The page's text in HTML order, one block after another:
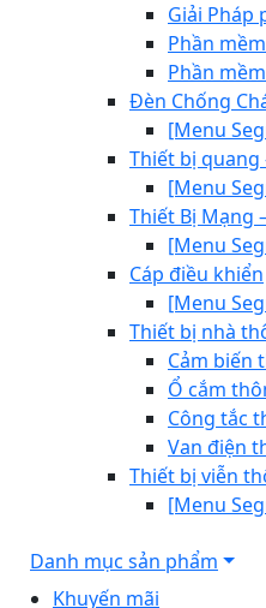
Giải Pháp
Phần
Phần
Đèn Chống
[Menu
Thiết bị quang
[Menu
Thiết Bị Mạng
[Menu
Cáp điều khiển
[Menu
Thiết bị nhà
Cảm biến
Ổ cắm
Công tắc
Van điện
Thiết bị viễn
[Menu
Danh mục sản phẩm
Khuyến mãi